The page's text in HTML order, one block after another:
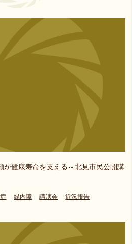
が健康寿命を支える～北見市民公開講
緑内障 講演会 近況報告